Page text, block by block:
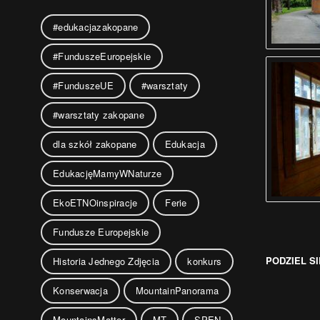
PODZIEL
#edukacjazakopane
#FunduszeEuropejskie
#FunduszeUE #warsztaty
#warsztaty zakopane
dla szkół zakopane Edukacja
EdukacjęMamyWNaturze
EkoETNOinspiracje Ferie
Fundusze Europejskie
Historia Jednego Zdjęcia konkurs
Konserwacja MountainPanorama